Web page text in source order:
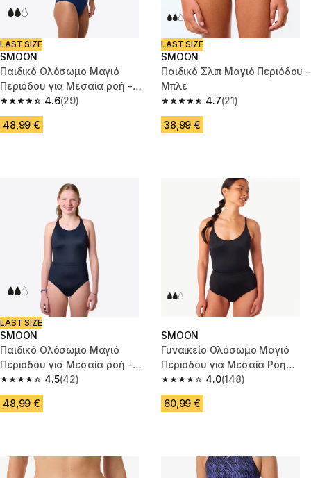
LAST SIZE
SMOON
Παιδικό Ολόσωμο Μαγιό
Περιόδου για Μεσαία ροή -
Μπλε
4.6
4.6 out of 5 stars from 29 reviews
(29)
48,99 €
LAST SIZE
SMOON
Παιδικό Σλιπ Μαγιό Περιόδου -
Μπλε
4.7
4.7 out of 5 stars from 21
(21)
38,99 €
LAST SIZE
SMOON
Παιδικό Ολόσωμο Μαγιό
Περιόδου για Μεσαία ροή -
Μαύρο
4.5
4.5 out of 5 stars from 42 reviews
(42)
48,99 €
SMOON
Γυναικείο Ολόσωμο Μαγιό
Περιόδου για Μεσαία Ροή
Téthys - Μαύρο
4.0
4.0 out of 5 stars from 148
(148)
60,99 €